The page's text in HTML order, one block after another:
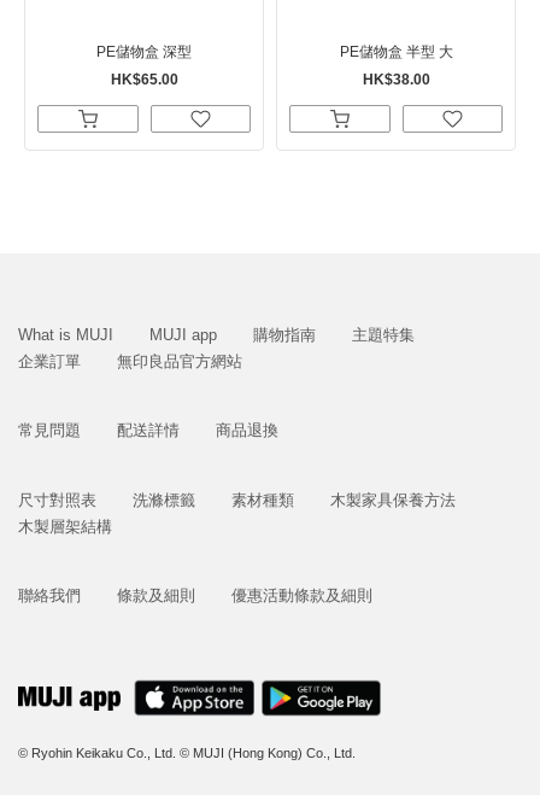
PE儲物盒 深型
HK$65.00
PE儲物盒 半型 大
HK$38.00
What is MUJI MUJI app 購物指南
主題特集
企業訂單
無印良品官方網站
常見問題 配送詳情 商品退換
尺寸對照表 洗滌標籤 素材種類
木製家具保養方法
木製層架結構
聯絡我們 條款及細則 優惠活動條款及細則
© Ryohin Keikaku Co., Ltd. © MUJI (Hong Kong) Co., Ltd.